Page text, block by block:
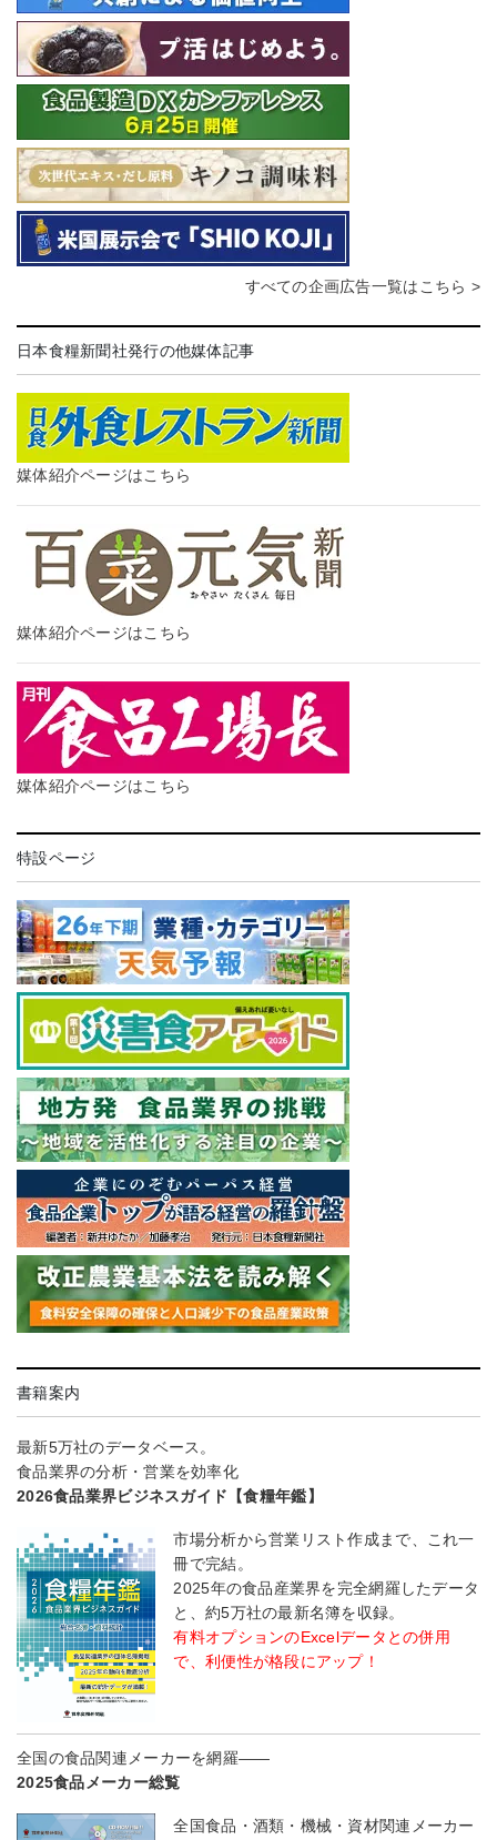
すべての企画広告一覧はこちら >
日本食糧新聞社発行の他媒体記事
媒体紹介ページはこちら
媒体紹介ページはこちら
媒体紹介ページはこちら
特設ページ
書籍案内
最新5万社のデータベース。
食品業界の分析・営業を効率化
2026食品業界ビジネスガイド【食糧年鑑】
市場分析から営業リスト作成まで、これ一
冊で完結。
2025年の食品産業界を完全網羅したデータ
と、約5万社の最新名簿を収録。
有料オプションのExcelデータとの併用
で、利便性が格段にアップ！
全国の食品関連メーカーを網羅――
2025食品メーカー総覧
全国食品・酒類・機械・資材関連メーカー